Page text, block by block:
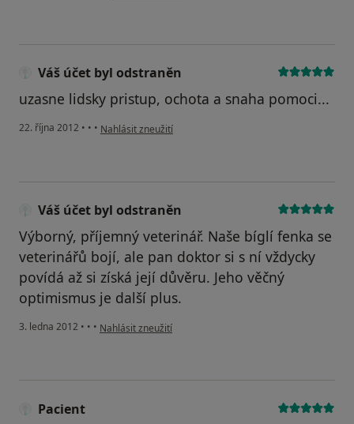
Váš účet byl odstraněn
uzasne lidsky pristup, ochota a snaha pomoci...
22. října 2012 • • • podle názoru uživatele Váš účet byl odstraněn
Nahlásit zneužití
Váš účet byl odstraněn
Výborný, příjemný veterinář. Naše bíglí fenka se
veterinářů bojí, ale pan doktor si s ní vždycky
povídá až si získá její důvěru. Jeho věčný
optimismus je další plus.
3. ledna 2012 • • • podle názoru uživatele Váš účet byl odstraněn
Nahlásit zneužití
Pacient